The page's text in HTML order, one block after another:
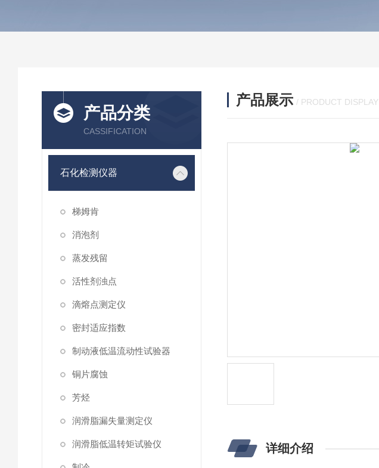
产品分类
CASSIFICATION
石化检测仪器
梯姆肯
消泡剂
蒸发残留
活性剂浊点
滴熔点测定仪
密封适应指数
制动液低温流动性试验器
铜片腐蚀
芳烃
润滑脂漏失量测定仪
润滑脂低温转矩试验仪
产品展示 / PRODUCT DISPLAY
详细介绍